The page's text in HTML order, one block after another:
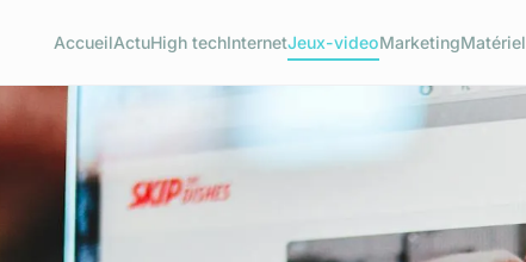
AccueilActuHigh techInternetJeux-videoMarketingMatériel